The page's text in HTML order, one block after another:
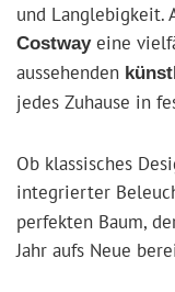
und
Costwayeine
aussehenden
jedes Zuhause in
Ob klassisches
integrierter
perfekten Baum,
Jahr aufs Neue